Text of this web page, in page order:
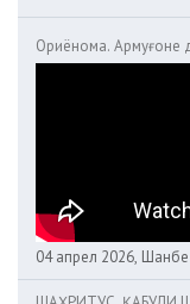
Ориёнома. Армуғоне
04 апрел 2026, Шанбе